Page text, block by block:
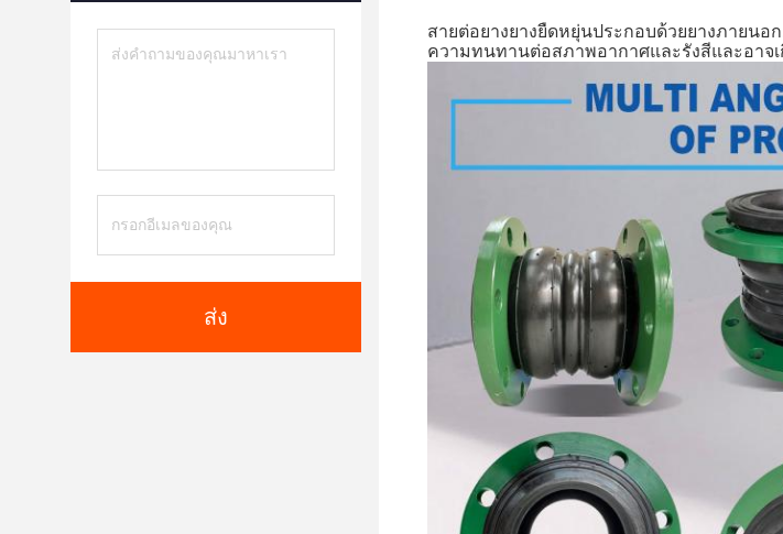
ส่ง
สายต่อยางยางยืดหยุ่นประกอบด้วยยางภายน
ความทนทานต่อสภาพอากาศและรังสีและอาจ